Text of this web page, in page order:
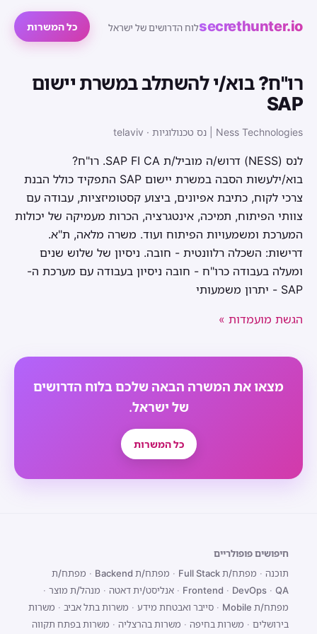
secrethunter.ioלוח הדרושים של ישראל כל המשרות
רו"ח? בוא/י להשתלב במשרת יישום
SAP
Ness Technologies | נס טכנולוגיות · telaviv
לנס (NESS) דרוש/ה מוביל/ת SAP FI CA. רו"ח?
בוא/ילעשות הסבה במשרת יישום SAP התפקיד כולל הבנת
צרכי לקוח, כתיבת אפיונים, ביצוע קסטומיזציות, עבודה עם
צוותי הפיתוח, תמיכה, אינטגרציה, הכרות מעמיקה של יכולות
המערכת ומשמעויות הפיתוח ועוד. משרה מלאה, ת"א.
דרישות: השכלה רלוונטית - חובה. ניסיון של שלוש שנים
ומעלה בעבודה כרו"ח - חובה ניסיון בעבודה עם מערכת ה-
SAP - יתרון משמעותי
הגשת מועמדות »
מצאו את המשרה הבאה שלכם בלוח הדרושים
של ישראל.
כל המשרות
חיפושים פופולריים
תוכנה · מפתח/ת Full Stack · מפתח/ת Backend · מפתח/ת
Frontend · DevOps · QA
· אנליסט/ית דאטה · מנהל/ת מוצר ·
מפתח/ת Mobile
· סייבר ואבטחת מידע · משרות בתל אביב · משרות
בירושלים · משרות בחיפה · משרות בהרצליה · משרות בפתח תקווה